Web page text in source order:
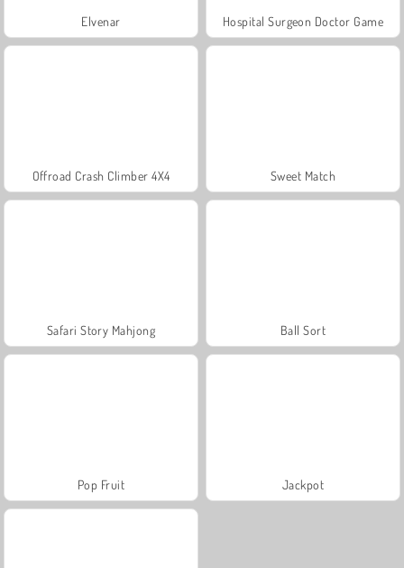
Elvenar Hospital Surgeon Doctor Game
Offroad Crash Climber 4X4 Sweet Match
Safari Story Mahjong Ball Sort
Pop Fruit Jackpot